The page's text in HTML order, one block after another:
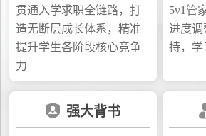
贯通入学求职全链路，打
造无断层成长体系，精准
提升学生各阶段核心竞争
力
5v1管
进度调
持，学
强大背书